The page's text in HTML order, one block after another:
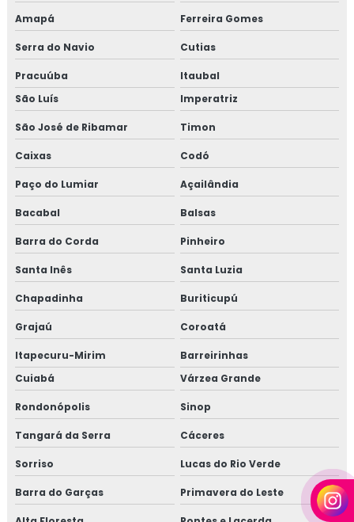
Amapá Ferreira Gomes
Serra do Navio Cutias
Pracuúba
Itaubal
São Luís
Imperatriz
São José de Ribamar Timon
Caixas Codó
Paço do Lumiar Açailândia
Bacabal Balsas
Barra do Corda Pinheiro
Santa Inês Santa Luzia
Chapadinha Buriticupú
Grajaú Coroatá
Itapecuru-Mirim
Barreirinhas
Cuiabá
Várzea Grande
Rondonópolis Sinop
Tangará da Serra Cáceres
Sorriso Lucas do Rio Verde
Barra do Garças Primavera do Leste